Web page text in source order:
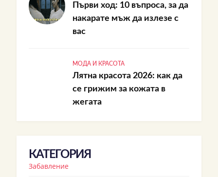
Първи ход: 10 въпроса, за да
накарате мъж да излезе с
вас
МОДА И КРАСОТА
Лятна красота 2026: как да
се грижим за кожата в
жегата
КАТЕГОРИЯ
Забавление